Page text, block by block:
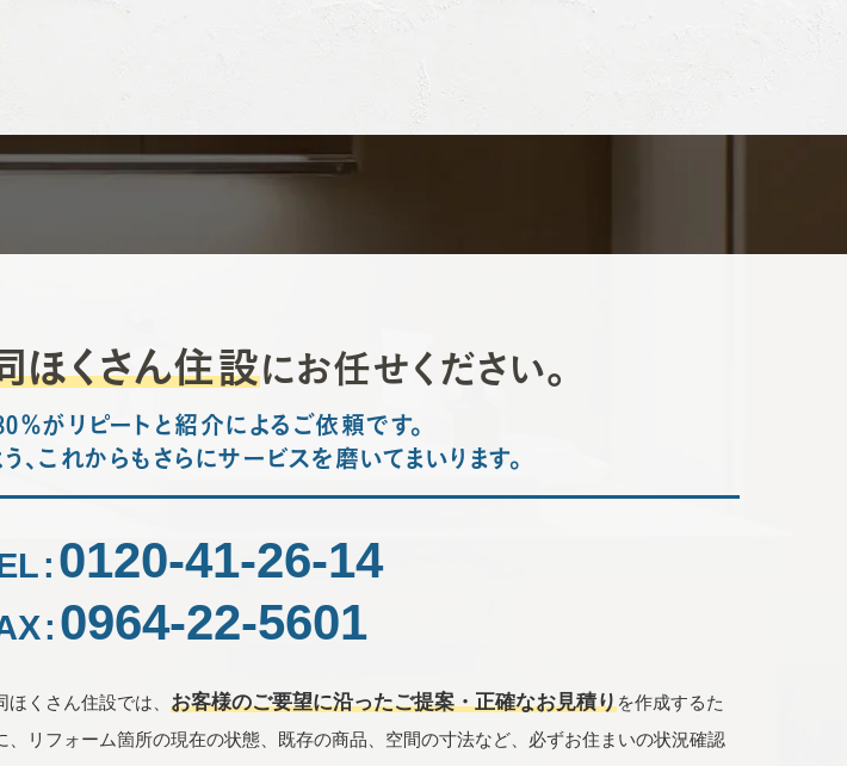
各項目の見直しを適宜行い、個人情報保護の仕組みの継続的な改善を図ります。
ほくさん住設にお任せください。
がリピートと紹介によるご依頼です。
これからもさらにサービスを磨いてまいります。
: 0120-41-26-14
: 0964-22-5601
ほくさん住設では、お客様のご要望に沿ったご提案・正確なお見積りを作成するた
、リフォーム箇所の現在の状態、既存の商品、空間の寸法など、必ずお住まいの状況確認